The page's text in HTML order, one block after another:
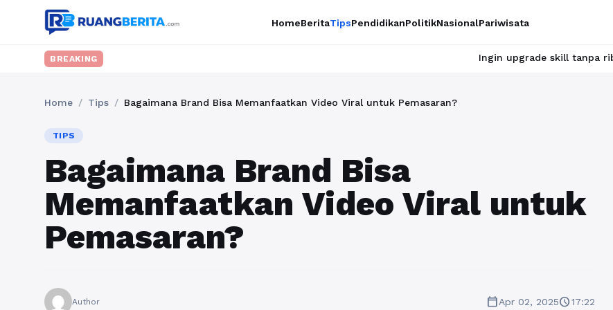
HomeBeritaTipsPendidikanPolitikNasionalPariwisata
BREAKING Ingin upgrade skill tanpa ribet? Temukan
Home / Tips / Bagaimana Brand Bisa Memanfaatkan Video Viral untuk Pemasaran?
TIPS
Bagaimana Brand Bisa
Memanfaatkan Video Viral untuk
Pemasaran?
Author calendar_todayApr 02, 2025schedule17:22